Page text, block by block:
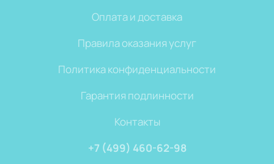
Оплата и доставка
Правила оказания услуг
Политика конфиденциальности
Гарантия подлинности
Контакты
+7 (499) 460-62-98